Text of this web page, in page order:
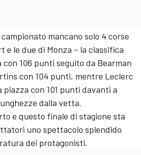
mancano solo 4 corse
e le due di Monza – la classifica
106 punti seguito da Bearman
con 104 punti, mentre Leclerc
con 101 punti davanti a
dalla vetta.
e questo finale di stagione sta
uno spettacolo splendido
dei protagonisti.